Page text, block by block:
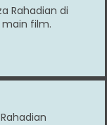
Rahadian di
film.